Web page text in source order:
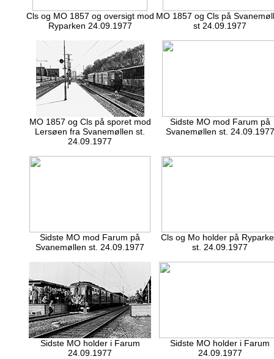
Cls og MO 1857 og oversigt mod
Ryparken 24.09.1977
MO 1857 og Cls på
st 24.09.1977
MO 1857 og Cls på sporet mod
Lersøen fra Svanemøllen st.
24.09.1977
Sidste MO mod Farum på
Svanemøllen st. 24.09.1977
Sidste MO mod Farum på
Svanemøllen st. 24.09.1977
Cls og Mo holder på
st. 24.09.1977
Sidste MO holder i Farum
24.09.1977
Sidste MO holder i Farum
24.09.1977